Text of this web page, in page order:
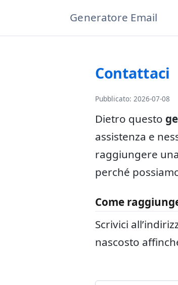
Generatore Email
Contattaci
Pubblicato: 2026-07-08
Dietro questo
assistenza e
raggiungere
perché
Come
Scrivici
nascosto